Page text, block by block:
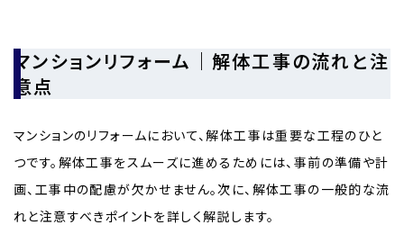
マンションリフォーム｜解体工事の流れと注
意点
マンションのリフォームにおいて、解体工事は重要な工程のひと
つです。解体工事をスムーズに進めるためには、事前の準備や計
画、工事中の配慮が欠かせません。次に、解体工事の一般的な流
れと注意すべきポイントを詳しく解説します。